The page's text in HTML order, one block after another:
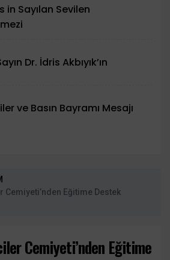
in Sayılan Sevilen
Dr. İdris Akbıyık’ın
ve Basın Bayramı Mesajı
Cemiyeti’nden Eğitime Destek
Cemiyeti’nden Eğitime